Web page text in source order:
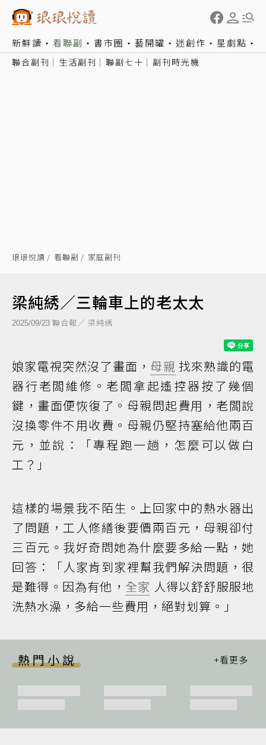
新鮮讀 看聯副 書市圈 藝開罐 迷創作 星劇點
聯合副刊 生活副刊 聯副七十 副刊時光機
琅琅悅讀 看聯副 家庭副刊
梁純綉／三輪車上的老太太
2025/09/23 聯合報／ 梁純綉
娘家電視突然沒了畫面， 母親 找來熟識的電
器行老闆維修。老闆拿起遙控器按了幾個
鍵，畫面便恢復了。母親問起費用，老闆說
沒換零件不用收費。母親仍堅持塞給他兩百
元，並說：「專程跑一趟，怎麼可以做白
工？」
這樣的場景我不陌生。上回家中的熱水器出
了問題，工人修繕後要價兩百元，母親卻付
三百元。我好奇問她為什麼要多給一點，她
回答：「人家肯到家裡幫我們解決問題，很
是難得。因為有他， 全家 人得以舒舒服服地
洗熱水澡，多給一些費用，絕對划算。」
熱門小說